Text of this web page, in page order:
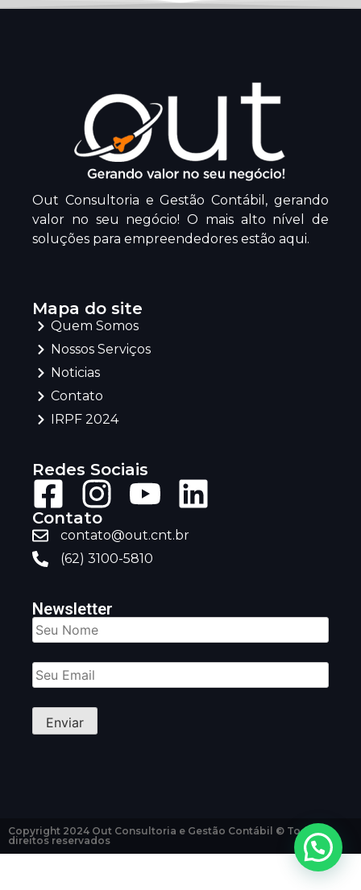
Out Consultoria e Gestão Contábil, gerando
valor no seu negócio! O mais alto nível de
soluções para empreendedores estão aqui.
Mapa do site
Quem Somos
Nossos Serviços
Noticias
Contato
IRPF 2024
Redes Sociais
Contato
contato@out.cnt.br
(62) 3100-5810
Newsletter
Copyright 2024 Out Consultoria e Gestão Contábil © Todos
direitos reservados